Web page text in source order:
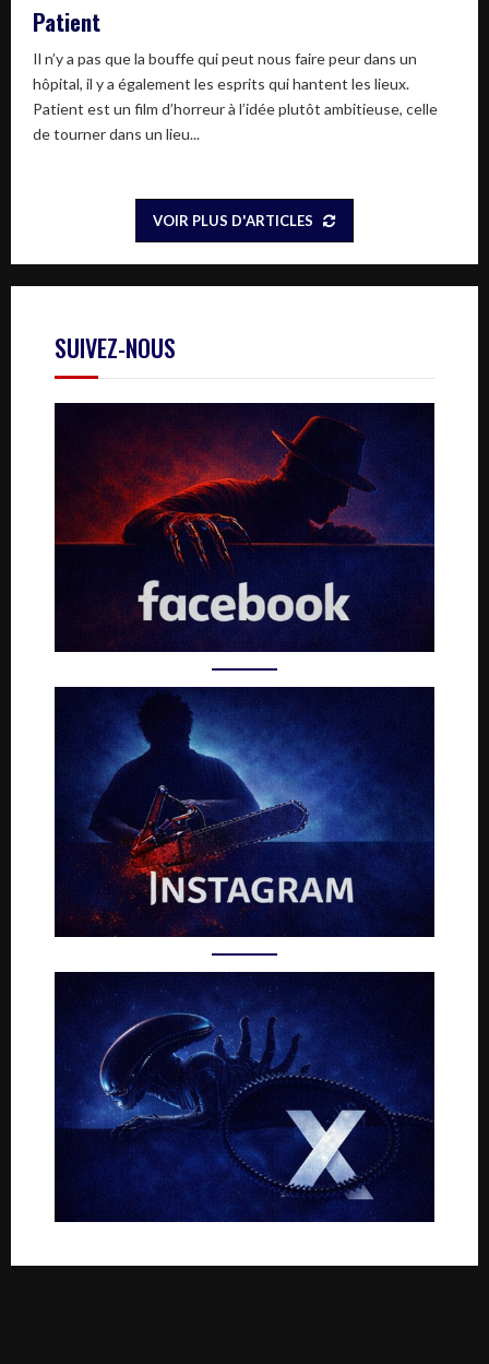
Patient
Il n’y a pas que la bouffe qui peut nous faire peur dans un
hôpital, il y a également les esprits qui hantent les lieux.
Patient est un film d’horreur à l’idée plutôt ambitieuse, celle
de tourner dans un lieu...
VOIR PLUS D'ARTICLES
SUIVEZ-NOUS